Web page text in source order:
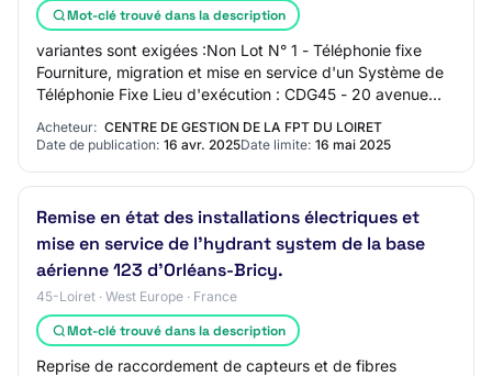
Mot-clé trouvé dans la description
variantes sont exigées :Non Lot N° 1 - Téléphonie fixe
Fourniture, migration et mise en service d'un Système de
Téléphonie Fixe Lieu d'exécution : CDG45 - 20 avenue
Acheteur: CENTRE DE GESTION DE LA FPT DU LOIRET
Date de publication: 16 avr. 2025Date limite: 16 mai 2025
Remise en état des installations électriques et
mise en service de l'hydrant system de la base
aérienne 123 d'Orléans-Bricy.
45-Loiret · West Europe · France
Mot-clé trouvé dans la description
Reprise de raccordement de capteurs et de fibres